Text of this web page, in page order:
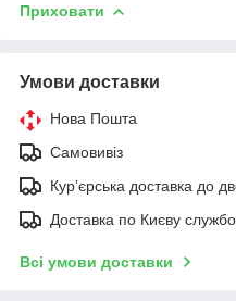
Приховати
Умови доставки
Нова Пошта
Самовивіз
Курʼєрська доставка до
Доставка по Києву
Всі умови доставки